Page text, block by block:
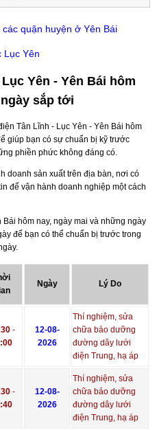
quận huyện ở Yên Bái
Lục Yên
Yên - Yên Bái hôm
sắp tới
Tân Lĩnh - Lục Yên - Yên Bái hôm
giúp bạn có sự chuẩn bị kỹ trước
phiền phức không đáng có.
doanh sản xuất trên địa bàn, nơi có
để vận hành doanh nghiệp một cách
hôm nay, ngày mai và những ngày
để bạn có thể chuẩn bị trước trong
Ngày Lý Do
-
12-08-
2026
Thí nghiệm, sửa
chữa bảo dưỡng
đường dây lưới
điện Trung, hạ áp
-
12-08-
2026
Thí nghiệm, sửa
chữa bảo dưỡng
đường dây lưới
điện Trung, hạ áp